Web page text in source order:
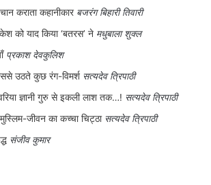
पर पढने के लिए लाइक करें|
कराता कहानीकार बजरंग बिहारी तिवारी
को याद किया ‘बतरस’ ने मधुबाला शुक्ल
प्रकाश देवकुलिश
उठते कुछ रंग-विमर्श सत्यदेव त्रिपाठी
ज्ञानी गुरु से इकली लाश तक…! सत्यदेव त्रिपाठी
मुस्लिम-जीवन का कच्चा चिट्ठा सत्यदेव त्रिपाठी
संजीव कुमार